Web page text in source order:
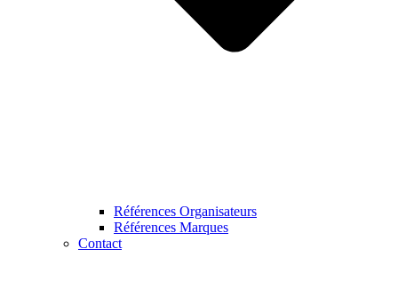
Références Organisateurs
Références Marques
Contact